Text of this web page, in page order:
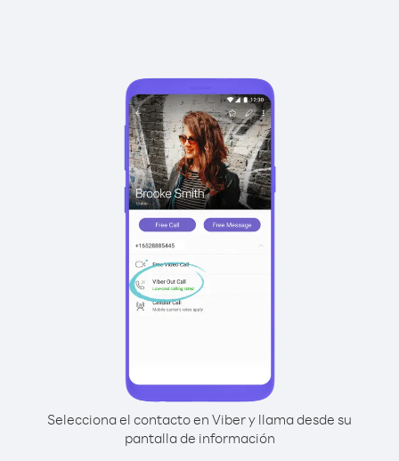
Selecciona el contacto en Viber y llama desde su
pantalla de información